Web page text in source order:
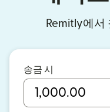
Remitly에서
송금 시